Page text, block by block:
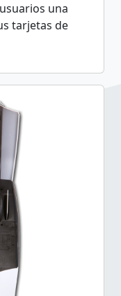
una
tarjetas de